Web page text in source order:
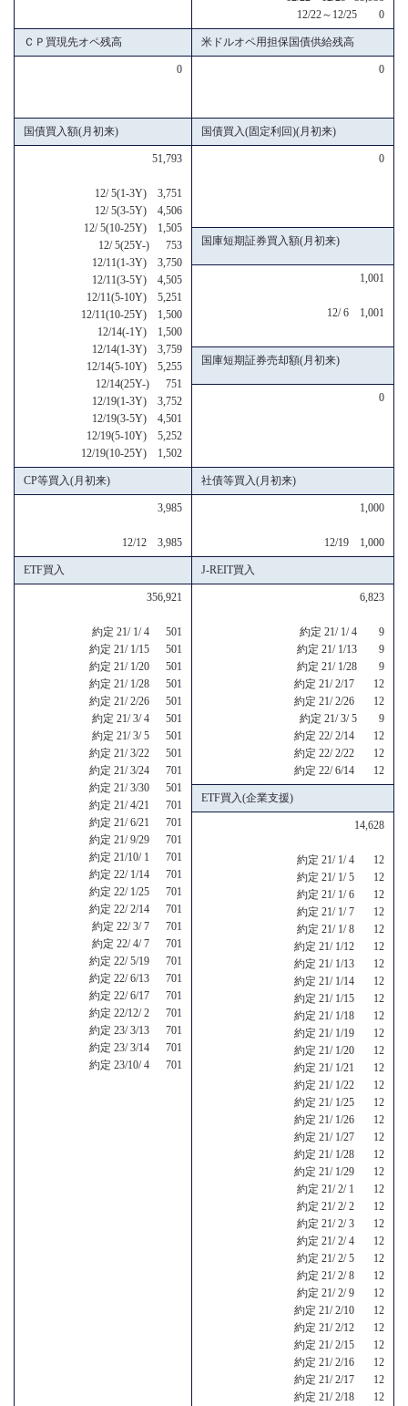
12/22～12/25 0
ＣＰ買現先オペ残高 米ドルオペ用担保国債供給残高
0 0
国債買入額(月初来) 国債買入(固定利回)(月初来)
51,793
12/ 5(1-3Y) 3,751
12/ 5(3-5Y) 4,506
12/ 5(10-25Y) 1,505
12/ 5(25Y-) 753
12/11(1-3Y) 3,750
12/11(3-5Y) 4,505
12/11(5-10Y) 5,251
12/11(10-25Y) 1,500
12/14(-1Y) 1,500
12/14(1-3Y) 3,759
12/14(5-10Y) 5,255
12/14(25Y-) 751
12/19(1-3Y) 3,752
12/19(3-5Y) 4,501
12/19(5-10Y) 5,252
12/19(10-25Y) 1,502
0
国庫短期証券買入額(月初来)
1,001
12/ 6 1,001
国庫短期証券売却額(月初来)
0
CP等買入(月初来) 社債等買入(月初来)
3,985
12/12 3,985
1,000
12/19 1,000
ETF買入 J-REIT買入
356,921
約定 21/ 1/ 4 501
約定 21/ 1/15 501
約定 21/ 1/20 501
約定 21/ 1/28 501
約定 21/ 2/26 501
約定 21/ 3/ 4 501
約定 21/ 3/ 5 501
約定 21/ 3/22 501
約定 21/ 3/24 701
約定 21/ 3/30 501
約定 21/ 4/21 701
約定 21/ 6/21 701
約定 21/ 9/29 701
約定 21/10/ 1 701
約定 22/ 1/14 701
約定 22/ 1/25 701
約定 22/ 2/14 701
約定 22/ 3/ 7 701
約定 22/ 4/ 7 701
約定 22/ 5/19 701
約定 22/ 6/13 701
約定 22/ 6/17 701
約定 22/12/ 2 701
約定 23/ 3/13 701
約定 23/ 3/14 701
約定 23/10/ 4 701
6,823
約定 21/ 1/ 4 9
約定 21/ 1/13 9
約定 21/ 1/28 9
約定 21/ 2/17 12
約定 21/ 2/26 12
約定 21/ 3/ 5 9
約定 22/ 2/14 12
約定 22/ 2/22 12
約定 22/ 6/14 12
ETF買入(企業支援)
14,628
約定 21/ 1/ 4 12
約定 21/ 1/ 5 12
約定 21/ 1/ 6 12
約定 21/ 1/ 7 12
約定 21/ 1/ 8 12
約定 21/ 1/12 12
約定 21/ 1/13 12
約定 21/ 1/14 12
約定 21/ 1/15 12
約定 21/ 1/18 12
約定 21/ 1/19 12
約定 21/ 1/20 12
約定 21/ 1/21 12
約定 21/ 1/22 12
約定 21/ 1/25 12
約定 21/ 1/26 12
約定 21/ 1/27 12
約定 21/ 1/28 12
約定 21/ 1/29 12
約定 21/ 2/ 1 12
約定 21/ 2/ 2 12
約定 21/ 2/ 3 12
約定 21/ 2/ 4 12
約定 21/ 2/ 5 12
約定 21/ 2/ 8 12
約定 21/ 2/ 9 12
約定 21/ 2/10 12
約定 21/ 2/12 12
約定 21/ 2/15 12
約定 21/ 2/16 12
約定 21/ 2/17 12
約定 21/ 2/18 12